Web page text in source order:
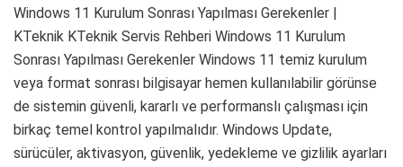
Windows 11 Kurulum Sonrası Yapılması Gerekenler |
KTeknik KTeknik Servis Rehberi Windows 11 Kurulum
Sonrası Yapılması Gerekenler Windows 11 temiz kurulum
veya format sonrası bilgisayar hemen kullanılabilir görünse
de sistemin güvenli, kararlı ve performanslı çalışması için
birkaç temel kontrol yapılmalıdır. Windows Update,
sürücüler, aktivasyon, güvenlik, yedekleme ve gizlilik ayarları